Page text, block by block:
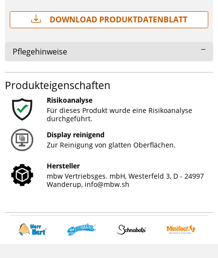
Download Produktdatenblatt
Pflegehinweise
Produkteigenschaften
Risikoanalyse
Für dieses Produkt wurde eine Risikoanalyse
durchgeführt.
Display reinigend
Zur Reinigung von glatten Oberflächen.
Hersteller
mbw Vertriebsges. mbH, Westerfeld 3, D - 24997
Wanderup, info@mbw.sh